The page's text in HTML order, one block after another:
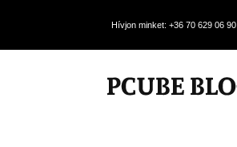
Hívjon minket: +36 70 629 06 90